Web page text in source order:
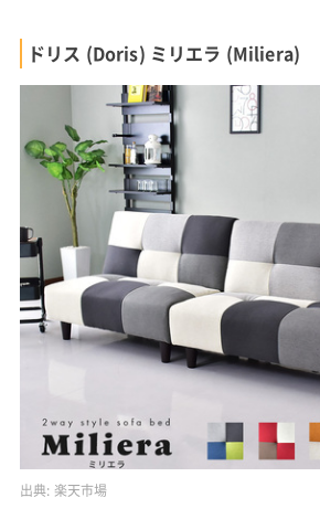
ドリス (Doris) ミリエラ (Miliera)
出典: 楽天市場